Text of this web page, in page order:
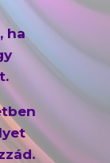
ha